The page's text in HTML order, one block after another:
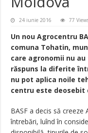
24 iunie 2016 77
Un nou Agrocentru
comuna Tohatin,
care agronomii nu
răspuns la diferite
nu pot aplica noile
centru este deosebit
BASF a decis să
întrebări, luînd în